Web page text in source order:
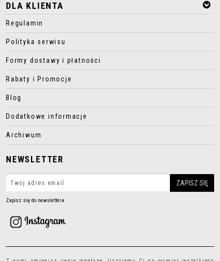
DLA KLIENTA
Regulamin
Polityka serwisu
Formy dostawy i płatności
Rabaty i Promocje
Blog
Dodatkowe informacje
Archiwum
NEWSLETTER
Zapisz się do newslettera